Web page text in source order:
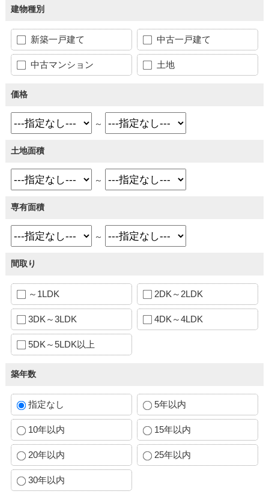
建物種別
新築一戸建て 中古一戸建て
中古マンション 土地
価格
～
土地面積
～
専有面積
～
間取り
～1LDK 2DK～2LDK
3DK～3LDK 4DK～4LDK
5DK～5LDK以上
築年数
指定なし 5年以内
10年以内 15年以内
20年以内 25年以内
30年以内